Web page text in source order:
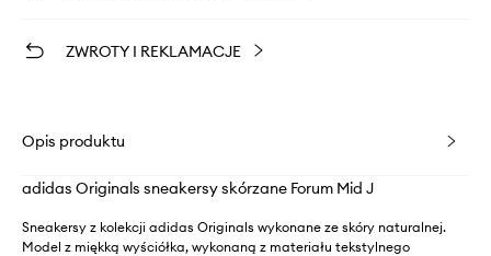
ZWROTY I REKLAMACJE
Opis produktu
adidas Originals sneakersy skórzane Forum Mid J
Sneakersy z kolekcji adidas Originals wykonane ze skóry naturalnej.
Model z miękką wyściółka, wykonaną z materiału tekstylnego